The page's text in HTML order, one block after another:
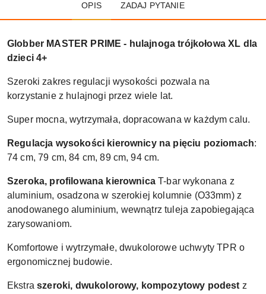
OPIS ZADAJ PYTANIE
Globber MASTER PRIME - hulajnoga trójkołowa XL dla
dzieci 4+
Szeroki zakres regulacji wysokości pozwala na
korzystanie z hulajnogi przez wiele lat.
Super mocna, wytrzymała, dopracowana w każdym calu.
Regulacja wysokości kierownicy na pięciu poziomach:
74 cm, 79 cm, 84 cm, 89 cm, 94 cm.
Szeroka, profilowana kierownicaT-bar wykonana z
aluminium, osadzona w szerokiej kolumnie (O33mm) z
anodowanego aluminium, wewnątrz tuleja zapobiegająca
zarysowaniom.
Komfortowe i wytrzymałe, dwukolorowe uchwyty TPR o
ergonomicznej budowie.
Ekstraszeroki, dwukolorowy, kompozytowy podest z